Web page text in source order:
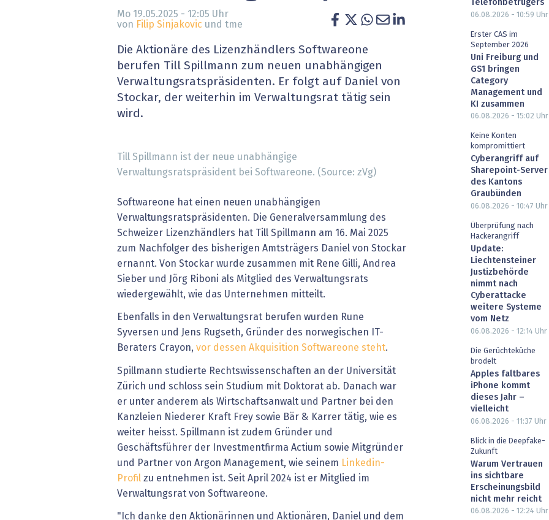
» alle News Gesundheit wird digital
Blockchain
EU-DSGVO
XaaS, Managed Services & Co.
» alle Dossiers
IT for Health
Artificial Intelligence
Finance 2030
Fintech & Insurtech
Professional AV & Digital Signage
Mo 19.05.2025 - 12:05 Uhr
von Filip Sinjakovic und tme
Die Aktionäre des Lizenzhändlers Softwareone
berufen Till Spillmann zum neuen unabhängigen
Verwaltungsratspräsidenten. Er folgt auf Daniel von
Stockar, der weiterhin im Verwaltungsrat tätig sein
wird.
Till Spillmann ist der neue unabhängige
Verwaltungsratspräsident bei Softwareone. (Source: zVg)
Softwareone hat einen neuen unabhängigen
Verwaltungsratspräsidenten. Die Generalversammlung des
Schweizer Lizenzhändlers hat Till Spillmann am 16. Mai 2025
zum Nachfolger des bisherigen Amtsträgers Daniel von Stockar
ernannt. Von Stockar wurde zusammen mit Rene Gilli, Andrea
Sieber und Jörg Riboni als Mitglied des Verwaltungsrats
wiedergewählt, wie das Unternehmen mitteilt.
Ebenfalls in den Verwaltungsrat berufen wurden Rune
Syversen und Jens Rugseth, Gründer des norwegischen IT-
Beraters Crayon, vor dessen Akquisition Softwareone steht.
Spillmann studierte Rechtswissenschaften an der Universität
Zürich und schloss sein Studium mit Doktorat ab. Danach war
er unter anderem als Wirtschaftsanwalt und Partner bei den
Kanzleien Niederer Kraft Frey sowie Bär & Karrer tätig, wie es
weiter heisst. Spillmann ist zudem Gründer und
Geschäftsführer der Investmentfirma Actium sowie Mitgründer
und Partner von Argon Management, wie seinem Linkedin-
Profil zu entnehmen ist. Seit April 2024 ist er Mitglied im
Verwaltungsrat von Softwareone.
"Ich danke den Aktionärinnen und Aktionären, Daniel und dem
Telefonbetrügers
06.08.2026 - 10:59 Uhr
Erster CAS im
September 2026
Uni Freiburg und
GS1 bringen
Category
Management und
KI zusammen
06.08.2026 - 15:02 Uhr
Keine Konten
kompromittiert
Cyberangriff auf
Sharepoint-Server
des Kantons
Graubünden
06.08.2026 - 10:47 Uhr
Überprüfung nach
Hackerangriff
Update:
Liechtensteiner
Justizbehörde
nimmt nach
Cyberattacke
weitere Systeme
vom Netz
06.08.2026 - 12:14 Uhr
Die Gerüchteküche
brodelt
Apples faltbares
iPhone kommt
dieses Jahr –
vielleicht
06.08.2026 - 11:37 Uhr
Blick in die Deepfake-
Zukunft
Warum Vertrauen
ins sichtbare
Erscheinungsbild
nicht mehr reicht
06.08.2026 - 12:24 Uhr